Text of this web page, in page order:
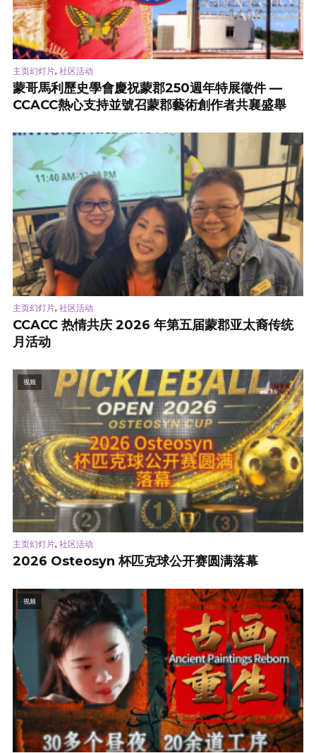
主页幻灯片, 社区活动
蒙哥馬利歷史學會慶祝蒙郡250週年特展徵件 —
CCACC熱心支持並號召蒙郡藝術創作者共襄盛舉
主页幻灯片, 社区活动
CCACC 热情共庆 2026 年第五届蒙郡亚太裔传统
月活动
视频
主页幻灯片, 社区活动
2026 Osteosyn 杯匹克球公开赛圆满落幕
视频